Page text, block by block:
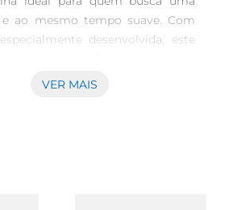
ao mesmo tempo suave. Com
desenvolvida, este
impurezas e células mortas da
VER MAIS